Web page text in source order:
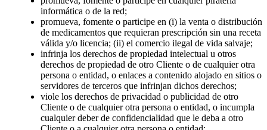
informática o de la red;
promueva, fomente o participe en (i) la venta o distribución
de medicamentos que requieran prescripción sin una receta
válida y/o licencia; (ii) el comercio ilegal de vida salvaje;
infrinja los derechos de propiedad intelectual u otros
derechos de propiedad de otro Cliente o de cualquier otra
persona o entidad, o enlaces a contenido alojado en sitios o
servidores de terceros que infrinjan dichos derechos;
viole los derechos de privacidad o publicidad de otro
Cliente o de cualquier otra persona o entidad, o incumpla
cualquier deber de confidencialidad que le deba a otro